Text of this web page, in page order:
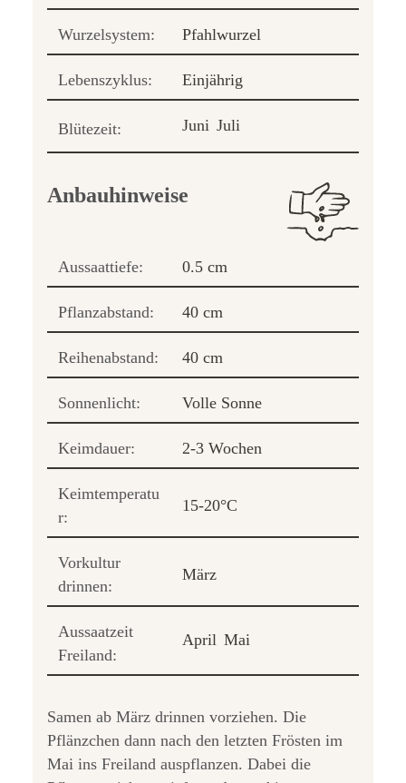
Wurzelsystem: Pfahlwurzel
Lebenszyklus: Einjährig
Blütezeit: Juni Juli
Anbauhinweise
Aussaattiefe: 0.5 cm
Pflanzabstand: 40 cm
Reihenabstand: 40 cm
Sonnenlicht: Volle Sonne
Keimdauer: 2-3 Wochen
Keimtemperatu
r:
15-20°C
Vorkultur
drinnen:
März
Aussaatzeit
Freiland:
April Mai
Samen ab März drinnen vorziehen. Die
Pflänzchen dann nach den letzten Frösten im
Mai ins Freiland auspflanzen. Dabei die